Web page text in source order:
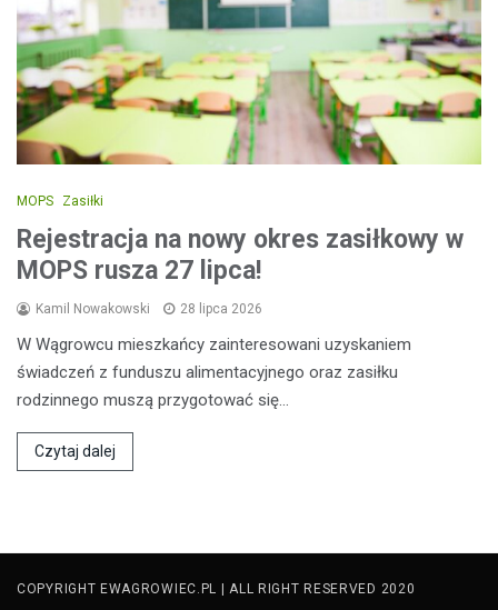
MOPS Zasiłki
Rejestracja na nowy okres zasiłkowy w
MOPS rusza 27 lipca!
Kamil Nowakowski 28 lipca 2026
W Wągrowcu mieszkańcy zainteresowani uzyskaniem
świadczeń z funduszu alimentacyjnego oraz zasiłku
rodzinnego muszą przygotować się…
Czytaj dalej
COPYRIGHT EWAGROWIEC.PL | ALL RIGHT RESERVED 2020